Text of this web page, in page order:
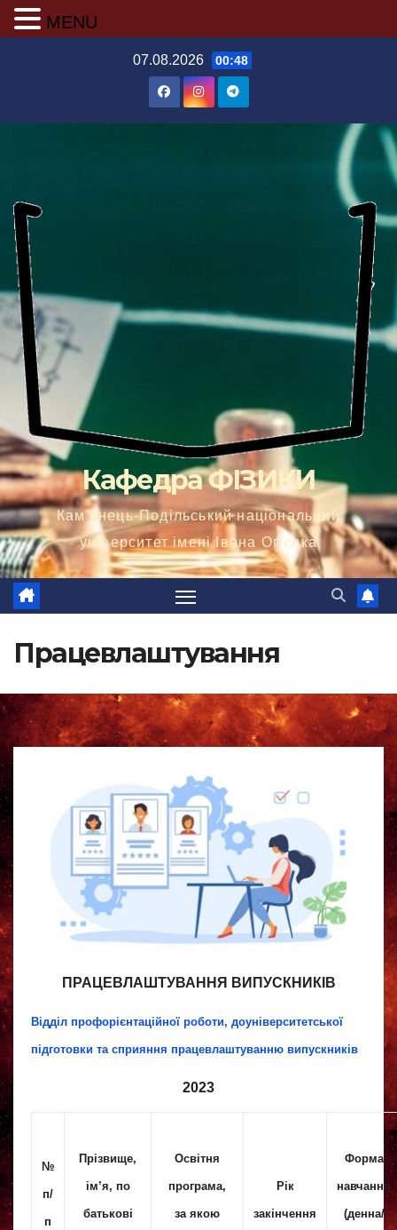
07.08.2026 00:48
Кафедра ФІЗИКИ
Кам'янець-Подільський національний
університет імені Івана Огієнка
Працевлаштування
ПРАЦЕВЛАШТУВАННЯ ВИПУСКНИКІВ
Відділ профорієнтаційної роботи, доуніверситетської
підготовки та сприяння працевлаштуванню випускників
2023
№
п/
п
Прізвище,
ім’я, по
батькові
Освітня
програма,
за якою
Рік
закінчення
Форма
навчання
(денна/
MENU